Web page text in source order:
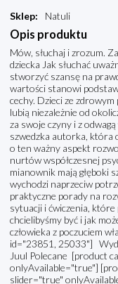
Sklep: Natuli
Opis produktu
Mów, słuchaj i zrozum.
dziecka Jak słuchać
stworzyć szansę na
wartości stanowi
cechy. Dzieci ze
lubią niezależnie od
za swoje czyny i z
szwedzka autorka, która
o ten ważny aspekt
nurtów współczesnej
mianownik mają głęboki
wychodzi naprzeciw
praktyczne porady na
sytuacji i ćwiczenia,
chcielibyśmy być i jak
człowieka z poczuciem
id="23851, 25033"]
Juul Polecane [product
onlyAvailable="true"]
slider="true"